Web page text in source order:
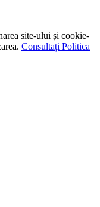
site-ului și cookie-
Consultați Politica